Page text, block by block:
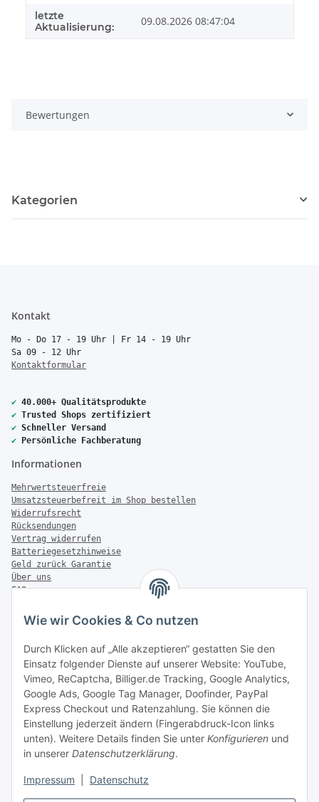
Wie wir Cookies & Co nutzen
Durch Klicken auf „Alle akzeptieren“ gestatten Sie den
Einsatz folgender Dienste auf unserer Website: YouTube,
Vimeo, ReCaptcha, Billiger.de Tracking, Google Analytics,
Google Ads, Google Tag Manager, Doofinder, PayPal
Express Checkout und Ratenzahlung. Sie können die
Einstellung jederzeit ändern (Fingerabdruck-Icon links
unten). Weitere Details finden Sie unter Konfigurieren und
in unserer Datenschutzerklärung.
Impressum Datenschutz
letzte
Aktualisierung:
09.08.2026 08:47:04
Bewertungen
Kategorien
Kontakt
Mo - Do 17 - 19 Uhr | Fr 14 - 19 Uhr
Sa 09 - 12 Uhr
Kontaktformular
✔ 40.000+ Qualitätsprodukte
✔ Trusted Shops zertifiziert
✔ Schneller Versand
✔ Persönliche Fachberatung
Informationen
Mehrwertsteuerfreie
Umsatzsteuerbefreit im Shop bestellen
Widerrufsrecht
Rücksendungen
Vertrag widerrufen
Batteriegesetzhinweise
Geld zurück Garantie
Über uns
FAQ
Zahlung & Versand
Versandinformationen
Sonstiges